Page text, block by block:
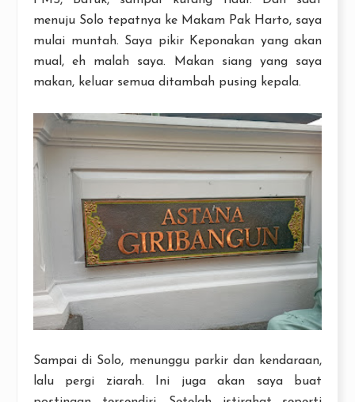
menuju Solo tepatnya ke Makam Pak Harto, saya
mulai muntah. Saya pikir Keponakan yang akan
mual, eh malah saya. Makan siang yang saya
makan, keluar semua ditambah pusing kepala.
Sampai di Solo, menunggu parkir dan kendaraan,
lalu pergi ziarah. Ini juga akan saya buat